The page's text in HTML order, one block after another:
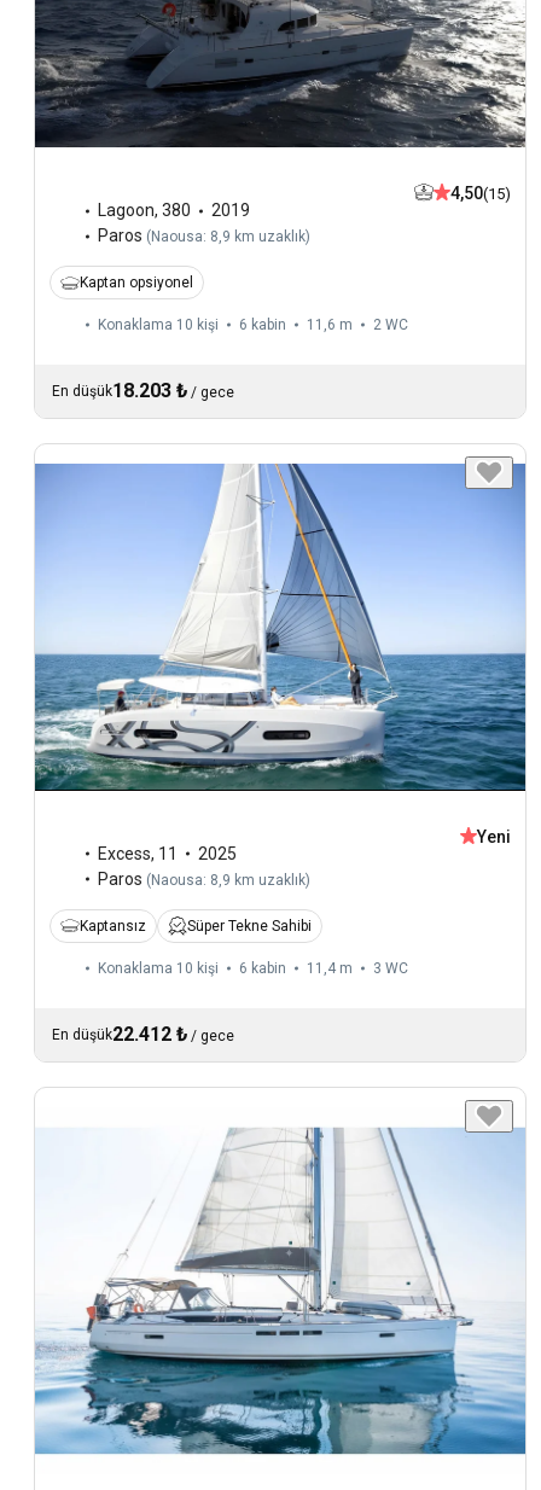
Lagoon, 380
2019
Paros ( Naousa: 8,9 km uzaklık)
4,50(15)
Kaptan opsiyonel
Konaklama 10 kişi 6 kabin 11,6 m 2 WC
En düşük18.203 ₺ / gece
Excess, 11
2025
Paros (Naousa: 8,9 km uzaklık)
Yeni
Kaptansız Süper Tekne Sahibi
Konaklama 10 kişi 6 kabin 11,4 m 3 WC
En düşük22.412 ₺ / gece